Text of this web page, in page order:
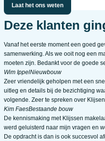
Laat het ons weten
Deze klanten
Vanaf het eerste moment een goed
samenwerking. Als we ooit nog een
moeten zijn. Bedankt voor de goede
Wim IppelNieuwbouw
Zeer vriendelijk geholpen met een
uitleg en details bij de bezichtiging
volgende. Zeer te spreken over
Kim FaesBestaande bouw
De kennismaking met Klijssen
werd geluisterd naar mijn vragen en
De opdracht is dan is ook succesvol